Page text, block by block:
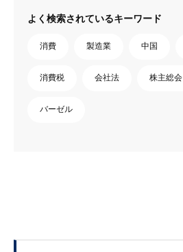
よく検索されているキーワード
消費 製造業 中国
消費税 会社法 株主総会
バーゼル